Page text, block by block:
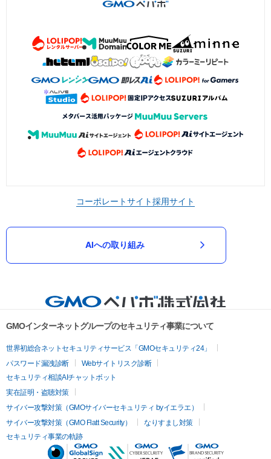
コーポレートサイト採用サイト
AIへの取り組み
GMOインターネットグループのセキュリティ事業について
世界初総合ネットセキュリティサービス「GMOセキュリティ24」
パスワード漏洩診断
Webサイトリスク診断
セキュリティ相談AIチャットボット
実在証明・盗聴対策
サイバー攻撃対策（GMOサイバーセキュリティ byイエラエ）
サイバー攻撃対策（GMO Flatt Security）
なりすまし対策
セキュリティ事業の軌跡